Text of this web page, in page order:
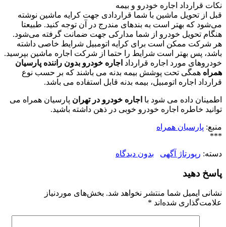
نکات قرارداد اجاره خودرو و بیمه
قبل از تحویل ماشین با شما قراردادی جهت کرایه ماشین نوشته
می‌شود که بهتر است به بندهای مندرج در آن توجه کنید. طبیعتا
هنگام تحویل خودرو از شما مدارکی جهت ضمانت گرفته می‌شود.
هر شرکت ممکن است برای کرایه اتومبیل شرایط خاصی داشته
باشد، پس بهتر است شرایط را حتما از شرکت اجاره ماشین بپرسید.
خودروهای مورد اجاره قرارداد اجاره خودرو بدون راننده پارسیان
همراه همگی تحت پوشش بیمه بدنه می باشند که بر حسب نوع
قرارداد اجاره اتومبیل، بیمه بدنه قابل استفاده می باشد.
اطمینان داده می شود با اجاره خودرو در تهران پارسیان همراه می
توانید خاطره اجاره خودرو خوبی در ذهن داشته باشید.
منبع: پارسیان همراه
***
دسته: رپورتاژ آگهی بدون دیدگاه
پاسخ دهید
نشانی ایمیل شما منتشر نخواهد شد. بخش‌های موردنیاز
علامت‌گذاری شده‌اند *